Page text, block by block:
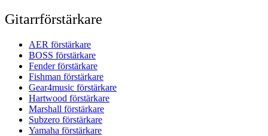
Gitarrförstärkare
AER förstärkare
BOSS förstärkare
Fender förstärkare
Fishman förstärkare
Gear4music förstärkare
Hartwood förstärkare
Marshall förstärkare
Subzero förstärkare
Yamaha förstärkare